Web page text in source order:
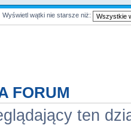
Wyświetl wątki nie starsze niż:
FORUM
ten